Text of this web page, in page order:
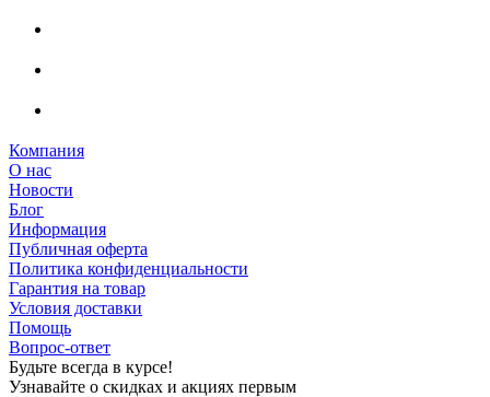
Компания
О нас
Новости
Блог
Информация
Публичная оферта
Политика конфиденциальности
Гарантия на товар
Условия доставки
Помощь
Вопрос-ответ
Будьте всегда в курсе!
Узнавайте о скидках и акциях первым